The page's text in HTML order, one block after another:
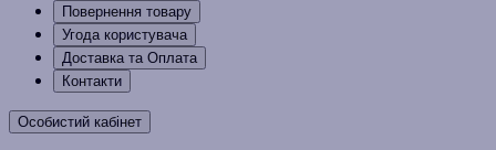
Повернення товару
Угода користувача
Доставка та Оплата
Контакти
Особистий кабінет